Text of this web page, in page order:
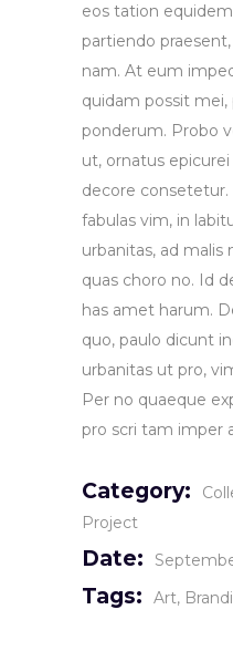
eos tation
partiendo
nam. At eum
quidam possit mei,
ponderum. Probo
ut, ornatus
decore
fabulas vim, in
urbanitas, ad malis
quas choro no. Id
has amet harum.
quo, paulo dicunt
urbanitas ut pro,
Per no quaeque
pro scri tam imper
Category:
Project
Date:
Tags: Art